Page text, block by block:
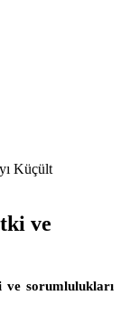
ve
ve sorumlulukları